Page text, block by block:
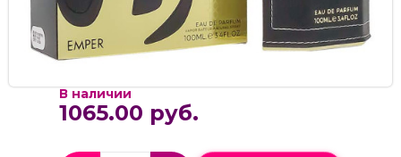
В наличии
1065.00 руб.